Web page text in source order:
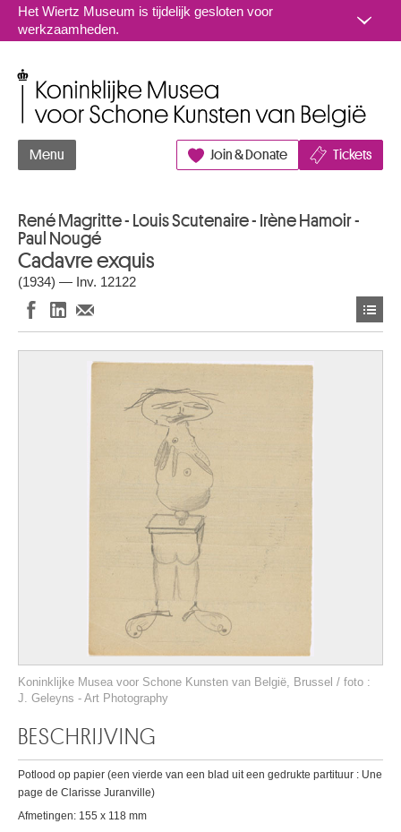
Naar inhoud
Het Wiertz Museum is tijdelijk gesloten voor
werkzaamheden.
Menu Join & Donate Tickets
René Magritte - Louis Scutenaire - Irène Hamoir -
Paul Nougé
Cadavre exquis
(1934) — Inv. 12122
Koninklijke Musea voor Schone Kunsten van België, Brussel / foto :
J. Geleyns - Art Photography
BESCHRIJVING
Potlood op papier (een vierde van een blad uit een gedrukte partituur : Une
page de Clarisse Juranville)
Afmetingen: 155 x 118 mm